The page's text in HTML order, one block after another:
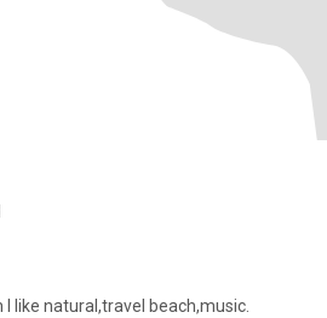
I'm single.no have children I like natural,travel beach,music.